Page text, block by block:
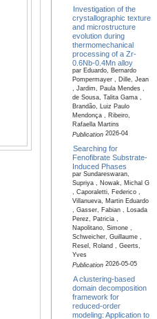
Investigation of the
crystallographic texture
and microstructure
evolution during
thermomechanical
processing of a Zr-
0.6Nb-0.4Mn alloy
par Eduardo, Bernardo
Pompermayer , Dille, Jean
, Jardim, Paula Mendes ,
de Sousa, Talita Gama ,
Brandão, Luiz Paulo
Mendonça , Ribeiro,
Rafaella Martins
Publication2026-04
Searching for
Fenofibrate Substrate-
Induced Phases
par Sundareswaran,
Supriya , Nowak, Michal G
, Caporaletti, Federico ,
Villanueva, Martin Eduardo
, Gasser, Fabian , Losada
Perez, Patricia ,
Napolitano, Simone ,
Schweicher, Guillaume ,
Resel, Roland , Geerts,
Yves
Publication2026-05-05
A clustering-based
domain decomposition
framework for
reduced-order
modeling: Application to